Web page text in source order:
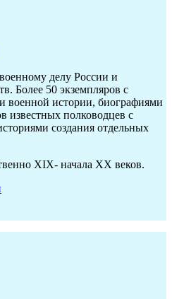
делу России и
Более 50 экземпляров с
истории, биографиями
известных полководцев с
создания отдельных
XIX- начала XX веков.